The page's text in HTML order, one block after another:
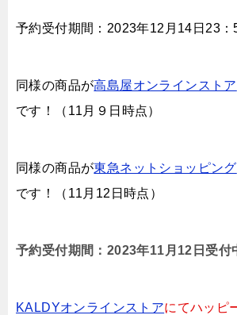
予約受付期間：2023年12月14日23：
同様の商品が高島屋オンラインストア
です！（11月９日時点）
同様の商品が東急ネットショッピング
です！（11月12日時点）
予約受付期間：2023年11月12日受付
KALDYオンラインストアにてハッピ